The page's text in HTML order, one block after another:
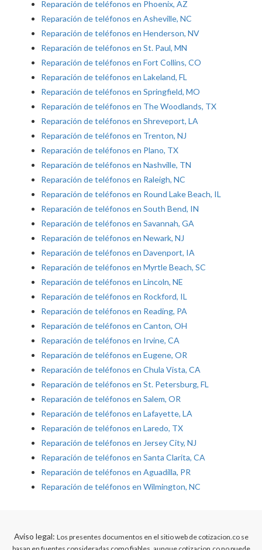
Reparación de teléfonos en Phoenix, AZ
Reparación de teléfonos en Asheville, NC
Reparación de teléfonos en Henderson, NV
Reparación de teléfonos en St. Paul, MN
Reparación de teléfonos en Fort Collins, CO
Reparación de teléfonos en Lakeland, FL
Reparación de teléfonos en Springfield, MO
Reparación de teléfonos en The Woodlands, TX
Reparación de teléfonos en Shreveport, LA
Reparación de teléfonos en Trenton, NJ
Reparación de teléfonos en Plano, TX
Reparación de teléfonos en Nashville, TN
Reparación de teléfonos en Raleigh, NC
Reparación de teléfonos en Round Lake Beach, IL
Reparación de teléfonos en South Bend, IN
Reparación de teléfonos en Savannah, GA
Reparación de teléfonos en Newark, NJ
Reparación de teléfonos en Davenport, IA
Reparación de teléfonos en Myrtle Beach, SC
Reparación de teléfonos en Lincoln, NE
Reparación de teléfonos en Rockford, IL
Reparación de teléfonos en Reading, PA
Reparación de teléfonos en Canton, OH
Reparación de teléfonos en Irvine, CA
Reparación de teléfonos en Eugene, OR
Reparación de teléfonos en Chula Vista, CA
Reparación de teléfonos en St. Petersburg, FL
Reparación de teléfonos en Salem, OR
Reparación de teléfonos en Lafayette, LA
Reparación de teléfonos en Laredo, TX
Reparación de teléfonos en Jersey City, NJ
Reparación de teléfonos en Santa Clarita, CA
Reparación de teléfonos en Aguadilla, PR
Reparación de teléfonos en Wilmington, NC
Aviso legal: Los presentes documentos en el sitio web de cotizacion.co se